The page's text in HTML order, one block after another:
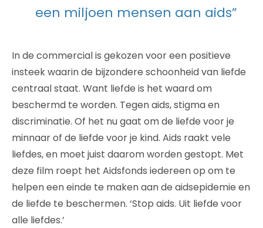
een miljoen mensen aan aids”
In de commercial is gekozen voor een positieve
insteek waarin de bijzondere schoonheid van liefde
centraal staat. Want liefde is het waard om
beschermd te worden. Tegen aids, stigma en
discriminatie. Of het nu gaat om de liefde voor je
minnaar of de liefde voor je kind. Aids raakt vele
liefdes, en moet juist daarom worden gestopt. Met
deze film roept het Aidsfonds iedereen op om te
helpen een einde te maken aan de aidsepidemie en
de liefde te beschermen. ‘Stop aids. Uit liefde voor
alle liefdes.’